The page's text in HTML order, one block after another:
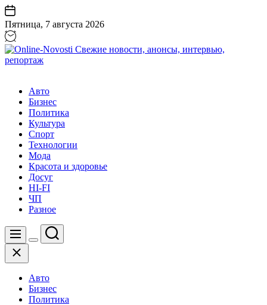
Перейти
к
содержанию
Пятница, 7 августа 2026
Свежие
новости,
анонсы,
интервью,
репортаж
Авто
Бизнес
Политика
Культура
Спорт
Технологии
Мода
Красота и здоровье
Досуг
HI-FI
ЧП
Разное
Меню
Цвет
Поиск
Закрыть
Авто
Бизнес
Политика